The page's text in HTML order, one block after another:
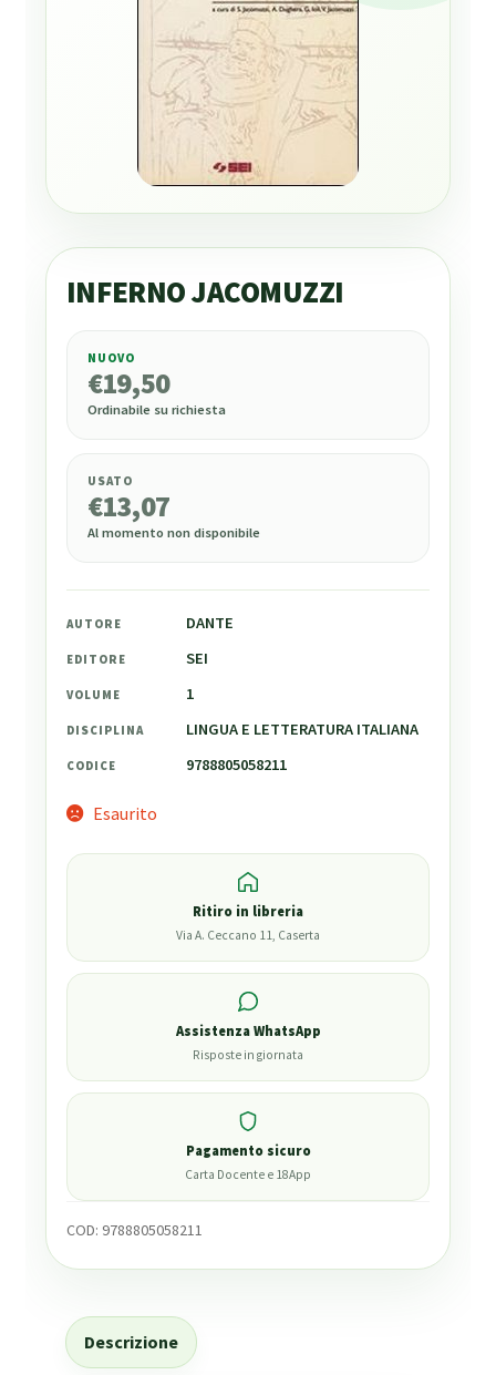
INFERNO JACOMUZZI
19,50
NUOVO
€19,50
Ordinabile su richiesta
USATO
€13,07
Al momento non disponibile
AUTORE DANTE
EDITORE SEI
VOLUME 1
DISCIPLINA LINGUA E LETTERATURA ITALIANA
CODICE 9788805058211
Esaurito
Ritiro in libreria
Via A. Ceccano 11, Caserta
Assistenza WhatsApp
Risposte in giornata
Pagamento sicuro
Carta Docente e 18App
COD: 9788805058211
Descrizione